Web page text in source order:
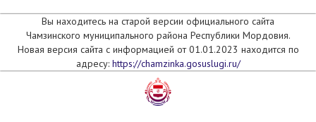
Вы находитесь на старой версии официального сайта
Чамзинского муниципального района Республики Мордовия.
Новая версия сайта с информацией от 01.01.2023 находится по
адресу: https://chamzinka.gosuslugi.ru/